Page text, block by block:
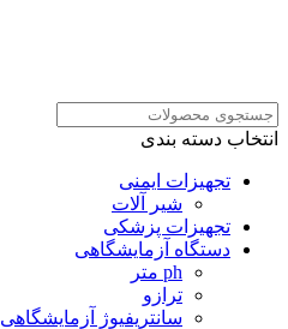
انتخاب دسته بندی
تجهیزات ایمنی
شیر آلات
تجهیزات پزشکی
دستگاه آزمایشگاهی
ph متر
ترازو
سانتریفیوژ آزمایشگاهی